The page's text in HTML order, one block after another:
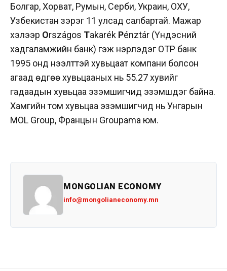
Болгар, Хорват, Румын, Серби, Украин, ОХУ,
Узбекистан зэрэг 11 улсад салбартай. Мажар
хэлээр Országos Takarék Pénztár (Үндэсний
хадгаламжийн банк) гэж нэрлэдэг ОТР банк
1995 онд нээлттэй хувьцаат компани болсон
агаад өдгөө хувьцааных нь 55.27 хувийг
гадаадын хувьцаа эзэмшигчид эзэмшдэг байна.
Хамгийн том хувьцаа эзэмшигчид нь Унгарын
MOL Group, Францын Groupama юм.
MONGOLIAN ECONOMY
info@mongolianeconomy.mn